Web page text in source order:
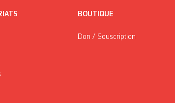
BOUTIQUE
Don / Souscription